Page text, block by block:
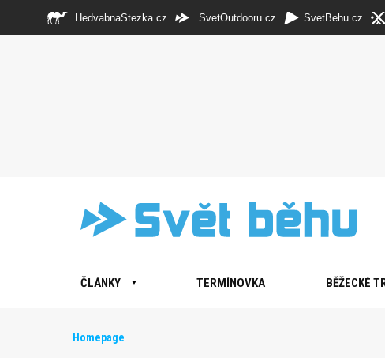
HedvabnaStezka.cz SvetOutdooru.cz SvetBehu.cz
ČLÁNKY TERMÍNOVKA BĚŽECKÉ
Homepage